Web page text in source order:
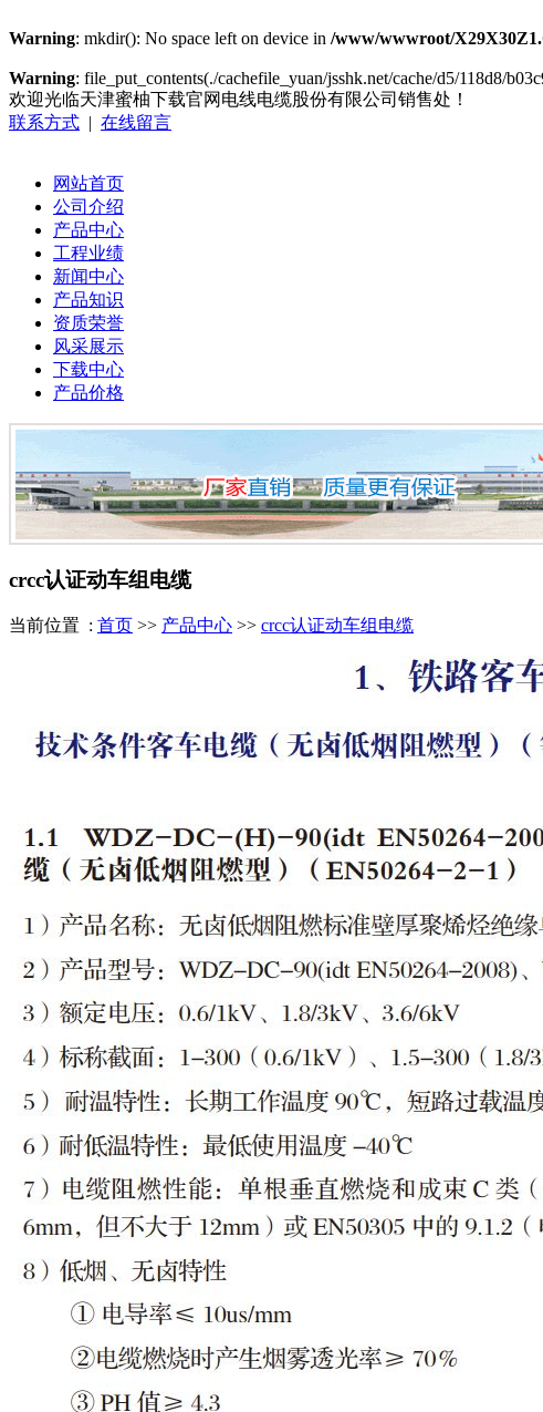
Warning: mkdir(): No space left on device in /www/wwwroot/
Warning: file_put_contents(./cachefile_yuan/jsshk.net/cache/d5/118d8/
欢迎光临天津蜜柚下载官网电线电缆股份有限公司销售处！
联系方式 | 在线留言
网站首页
公司介绍
产品中心
工程业绩
新闻中心
产品知识
资质荣誉
风采展示
下载中心
产品价格
crcc认证动车组电缆
当前位置 : 首页 >> 产品中心 >> crcc认证动车组电缆